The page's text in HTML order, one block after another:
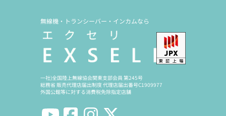
無線機・トランシーバー・インカムなら
一社)全国陸上無線協会関東支部会員 第245号
総務省 販売代理店届出制度 代理店届出番号C1909977
外国公館等に対する消費税免除指定店舗